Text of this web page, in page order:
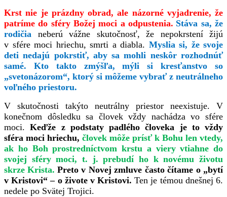
Krst nie je prázdny obrad, ale názorné vyjadrenie, že
patríme do sféry Božej moci a odpustenia. Stáva sa, že
rodičia neberú vážne skutočnosť, že nepokrstení žijú
v sfére moci hriechu, smrti a diabla. Myslia si, že svoje
deti nedajú pokrstiť, aby sa mohli neskôr rozhodnúť
samé. Kto takto zmýšľa, mýli si kresťanstvo so
„svetonázorom“, ktorý si môžeme vybrať z neutrálneho
voľného priestoru.
V skutočnosti takýto neutrálny priestor neexistuje. V
konečnom dôsledku sa človek vždy nachádza vo sfére
moci.Keďže z podstaty padlého človeka je to vždy
sféra moci hriechu, človek môže prísť k Bohu len vtedy,
ak ho Boh prostredníctvom krstu a viery vtiahne do
svojej sféry moci, t. j. prebudí ho k novému životu
skrze Krista. Preto v Novej zmluve často čítame o „bytí
v Kristovi“ – o živote v Kristovi.Ten je témou dnešnej 6.
nedele po Svätej Trojici.